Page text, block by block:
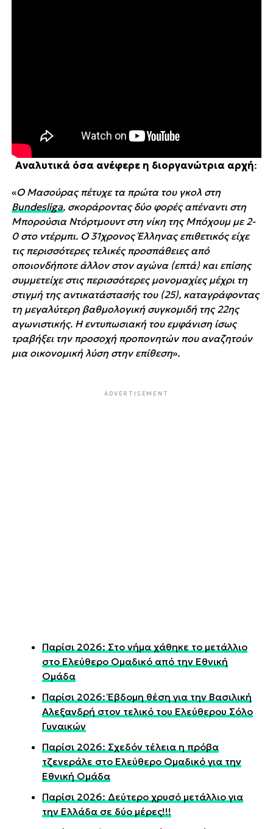
Αναλυτικά όσα ανέφερε η διοργανώτρια αρχή:
«Ο Μασούρας πέτυχε τα πρώτα του γκολ στη
Bundesliga, σκοράροντας δύο φορές απέναντι στη
Μπορούσια Ντόρτμουντ στη νίκη της Μπόχουμ με 2-
0 στο ντέρμπι. Ο 31χρονος Έλληνας επιθετικός είχε
τις περισσότερες τελικές προσπάθειες από
οποιονδήποτε άλλον στον αγώνα (επτά) και επίσης
συμμετείχε στις περισσότερες μονομαχίες μέχρι τη
στιγμή της αντικατάστασής του (25), καταγράφοντας
τη μεγαλύτερη βαθμολογική συγκομιδή της 22ης
αγωνιστικής. Η εντυπωσιακή του εμφάνιση ίσως
τραβήξει την προσοχή προπονητών που αναζητούν
μια οικονομική λύση στην επίθεση».
ADVERTISEMENT
Παρίσι 2026: Στο νήμα χάθηκε το μετάλλιο
στο Ελεύθερο Ομαδικό από την Εθνική
Ομάδα
Παρίσι 2026: Έβδομη θέση για την Βασιλική
Αλεξανδρή στον τελικό του Ελεύθερου Σόλο
Γυναικών
Παρίσι 2026: Σχεδόν τέλεια η πρόβα
τζενεράλε στο Ελεύθερο Ομαδικό για την
Εθνική Ομάδα
Παρίσι 2026: Δεύτερο χρυσό μετάλλιο για
την Ελλάδα σε δύο μέρες!!!